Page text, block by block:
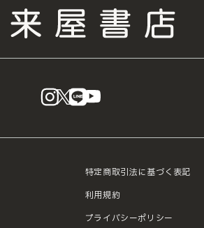
instagram
X LINE
特定商取引法に基づく表記
利用規約
プライバシーポリシー